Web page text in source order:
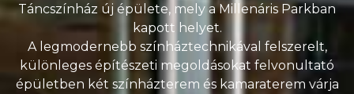
Táncszínház új épülete, mely a Millenáris Parkban
kapott helyet.
A legmodernebb színháztechnikával felszerelt,
különleges építészeti megoldásokat felvonultató
épületben két színházterem és kamaraterem várja